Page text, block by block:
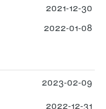
2021-12-30
2022-01-08
2023-02-09
2022-12-31